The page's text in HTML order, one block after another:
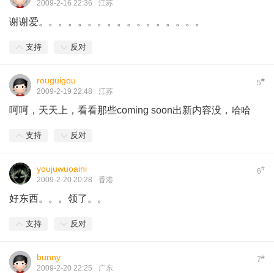
2009-2-16 22:36 江苏
谢谢爱。。。。。。。。。。。。。。。。。
支持 反对
5#
rouguigou
2009-2-19 22:48 江苏
呵呵，天天上，看看那些coming soon出新内容没，哈哈
支持 反对
6#
youjuwuoaini
2009-2-20 20:28 香港
好东西。。。领了。。
支持 反对
7#
bunny
2009-2-20 22:25 广东